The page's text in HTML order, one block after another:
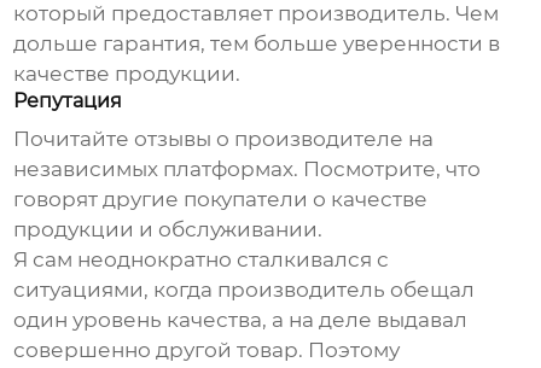
который предоставляет производитель. Чем
дольше гарантия, тем больше уверенности в
качестве продукции.
Репутация
Почитайте отзывы о производителе на
независимых платформах. Посмотрите, что
говорят другие покупатели о качестве
продукции и обслуживании.
Я сам неоднократно сталкивался с
ситуациями, когда производитель обещал
один уровень качества, а на деле выдавал
совершенно другой товар. Поэтому